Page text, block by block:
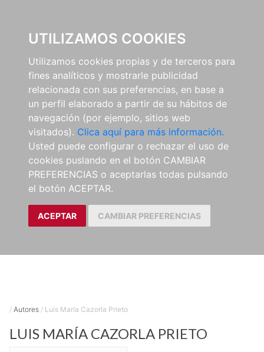
UTILIZAMOS COOKIES
Utilizamos cookies propias y de terceros para
fines analíticos y mostrarle publicidad
relacionada con sus preferencias, en base a
un perfil elaborado a partir de su hábitos de
navegación (por ejemplo, sitios web
visitados). Clica aquí para más información.
Usted puede configurar o rechazar el uso de
cookies puslando en el botón CAMBIAR
PREFERENCIAS o aceptarlas todas pulsando
el botón ACEPTAR.
ACEPTAR CAMBIAR PREFERENCIAS
/ Autores / Luis María Cazorla Prieto
LUIS MARÍA CAZORLA PRIETO